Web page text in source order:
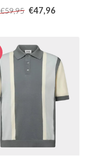
€59,95 €47,96